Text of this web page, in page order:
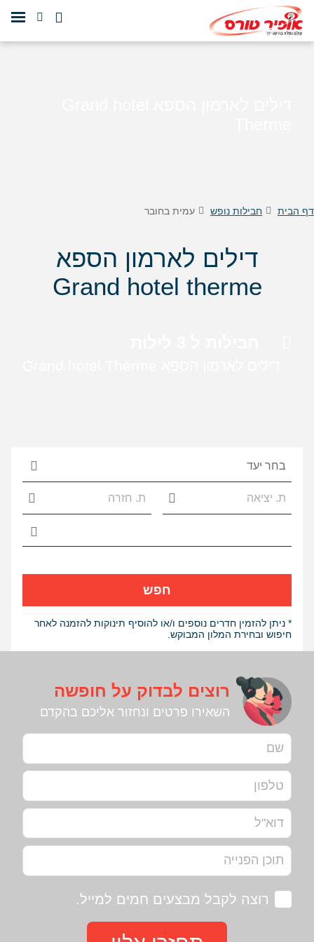
דף הבית חבילות נופש עמית בחובר
דילים לארמון הספא
Grand hotel therme
חפש
* ניתן להזמין חדרים נוספים ו/או להוסיף תינוקות להזמנה לאחר
חיפוש ובחירת המלון המבוקש.
רוצים לבדוק על חופשה
השאירו פרטים ונחזור אליכם בהקדם
רוצה לקבל מבצעים חמים למייל.